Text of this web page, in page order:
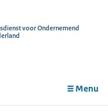
voor Ondernemend
Menu